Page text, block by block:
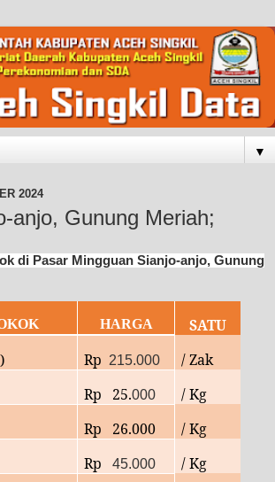
▼
2024
anjo, Gunung Meriah;
di Pasar Mingguan Sianjo-anjo, Gunung
HARGA
SATU
Rp215.000
/ Zak
Rp 25.000
/ Kg
Rp 26.000
/ Kg
Rp 45.000
/ Kg